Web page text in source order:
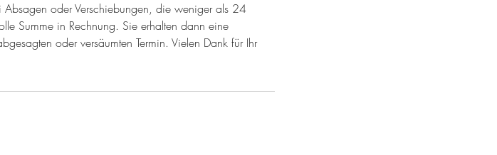
Absagen oder Verschiebungen, die weniger als 24
Summe in Rechnung. Sie erhalten dann eine
oder versäumten Termin. Vielen Dank für Ihr